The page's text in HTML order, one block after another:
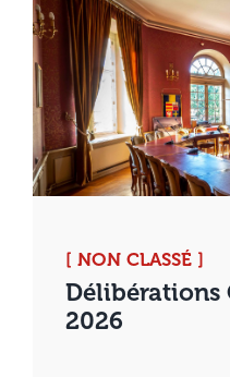
[ NON CLASSÉ ]
Délibérations
2026